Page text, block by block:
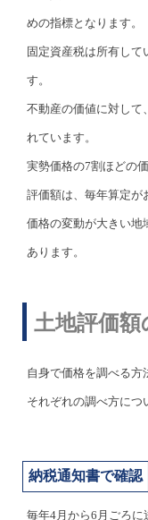
めの指標となります。
固定資産税は所有して
す。
不動産の価値に対して
れています。
実勢価格の7割ほどの価
評価額は、毎年算定が
価格の変動が大きい地
あります。
土地評価
自身で価格を調べる方
それぞれの調べ方につ
納税通知書で確認
毎年4月から6月ごろ